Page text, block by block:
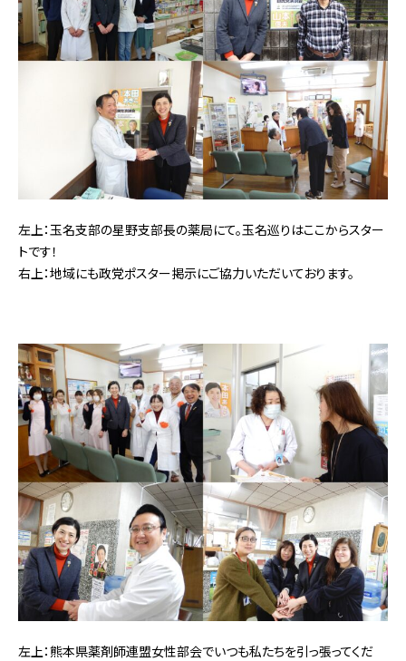
左上：玉名支部の星野支部長の薬局にて。玉名巡りはここからスター
トです！
右上：地域にも政党ポスター掲示にご協力いただいております。
左上：熊本県薬剤師連盟女性部会でいつも私たちを引っ張ってくだ